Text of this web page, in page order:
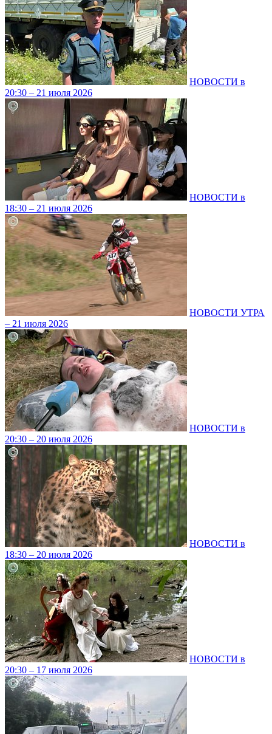
НОВОСТИ в
20:30 – 21 июля 2026
НОВОСТИ в
18:30 – 21 июля 2026
НОВОСТИ УТРА
– 21 июля 2026
НОВОСТИ в
20:30 – 20 июля 2026
НОВОСТИ в
18:30 – 20 июля 2026
НОВОСТИ в
20:30 – 17 июля 2026